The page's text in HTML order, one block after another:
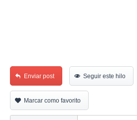
Enviar post Seguir este hilo
Marcar como favorito